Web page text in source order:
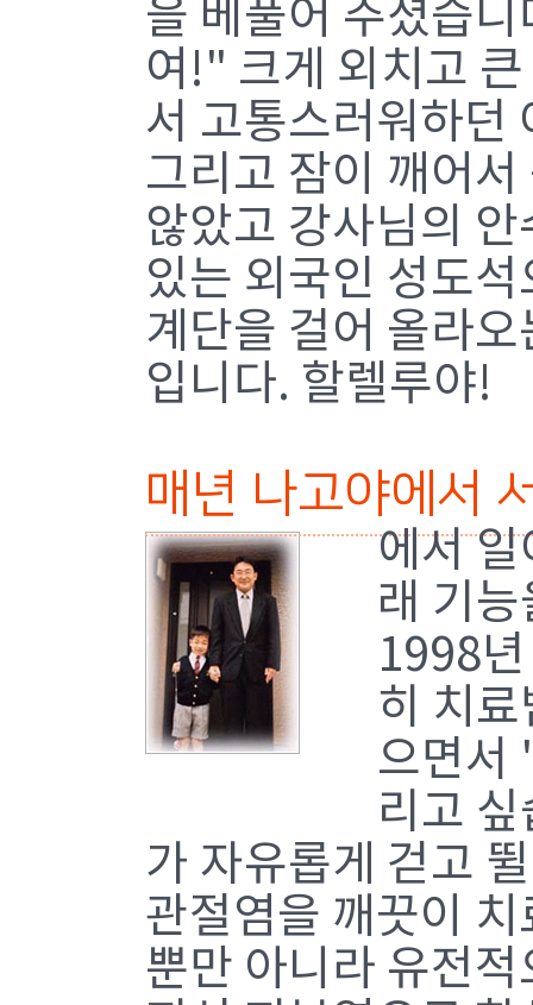
을 베풀어 주셨습
여!" 크게 외치고
서 고통스러워하던
그리고 잠이 깨어
않았고 강사님의
있는 외국인 성도
계단을 걸어 올라
입니다. 할렐루야!
매년 나고야에서
에서 일
래 기
1998
히 치
으면서
리고
가 자유롭게 걷고
관절염을 깨끗이
뿐만 아니라 유전